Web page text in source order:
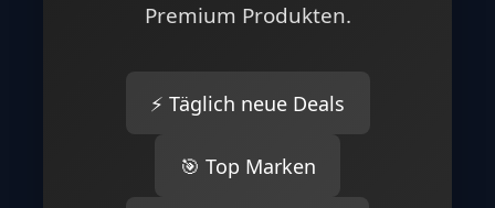
Premium Produkten.
⚡ Täglich neue Deals
🎯 Top Marken